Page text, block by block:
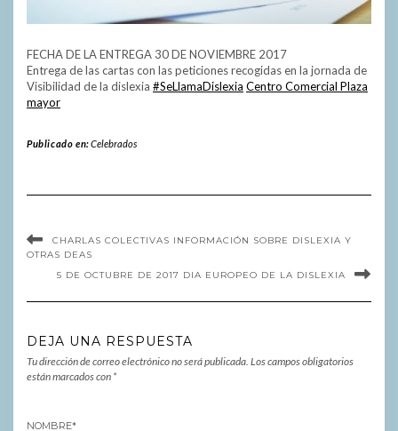
FECHA DE LA ENTREGA 30 DE NOVIEMBRE 2017
Entrega de las cartas con las peticiones recogidas en la jornada de
Visibilidad de la dislexia #SeLlamaDislexia Centro Comercial Plaza
mayor
Publicado en:Celebrados
CHARLAS COLECTIVAS INFORMACIÓN SOBRE DISLEXIA Y
OTRAS DEAS
5 DE OCTUBRE DE 2017 DIA EUROPEO DE LA DISLEXIA
DEJA UNA RESPUESTA
Tu dirección de correo electrónico no será publicada. Los campos obligatorios
están marcados con *
NOMBRE*